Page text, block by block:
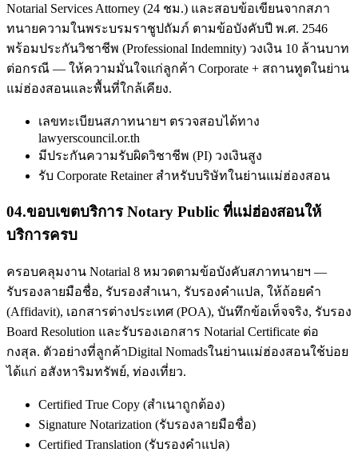
Notarial Services Attorney (24 ชม.) และสอบข้อเขียนจากสภา
ทนายความในพระบรมราชูปถัมภ์ ตามข้อบังคับปี พ.ศ. 2546
พร้อมประกันวิชาชีพ (Professional Indemnity) วงเงิน 10 ล้านบาท
ต่อกรณี — ให้ความมั่นใจแก่ลูกค้า Corporate + สถานทูตในย่าน
แม่ฮ่องสอนและพื้นที่ใกล้เคียง.
เลขทะเบียนสภาทนายฯ ตรวจสอบได้ทาง
lawyerscouncil.or.th
มีประกันความรับผิดวิชาชีพ (PI) วงเงินสูง
รับ Corporate Retainer สำหรับบริษัทในย่านแม่ฮ่องสอน
04.ขอบเขตบริการ Notary Public ที่แม่ฮ่องสอนให้
บริการครบ
ครอบคลุมงาน Notarial 8 หมวดตามข้อบังคับสภาทนายฯ —
รับรองลายมือชื่อ, รับรองสำเนา, รับรองคำแปล, ให้ถ้อยคำ
(Affidavit), เอกสารต่างประเทศ (POA), บันทึกข้อเท็จจริง, รับรอง
Board Resolution และรับรองเอกสาร Notarial Certificate ต่อ
กงสุล. ตัวอย่างที่ลูกค้าDigital Nomadsในย่านแม่ฮ่องสอนใช้บ่อย
ได้แก่ อสังหาริมทรัพย์, ท่องเที่ยว.
Certified True Copy (สำเนาถูกต้อง)
Signature Notarization (รับรองลายมือชื่อ)
Certified Translation (รับรองคำแปล)